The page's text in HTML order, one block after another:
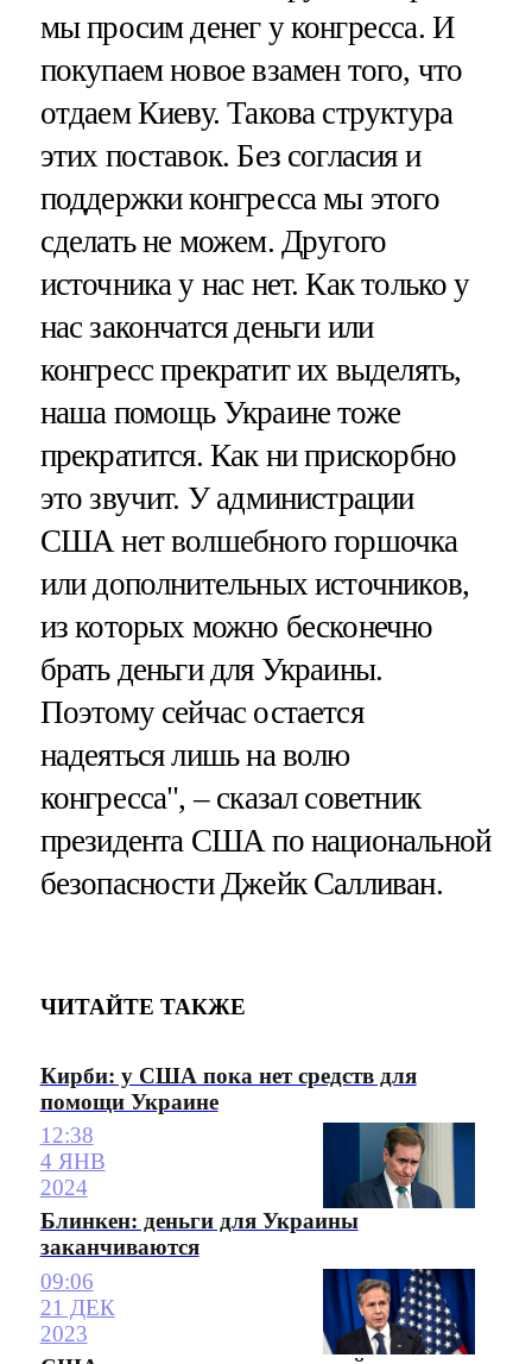
мы просим денег у конгресса. И
покупаем новое взамен того, что
отдаем Киеву. Такова структура
этих поставок. Без согласия и
поддержки конгресса мы этого
сделать не можем. Другого
источника у нас нет. Как только у
нас закончатся деньги или
конгресс прекратит их выделять,
наша помощь Украине тоже
прекратится. Как ни прискорбно
это звучит. У администрации
США нет волшебного горшочка
или дополнительных источников,
из которых можно бесконечно
брать деньги для Украины.
Поэтому сейчас остается
надеяться лишь на волю
конгресса", – сказал советник
президента США по национальной
безопасности Джейк Салливан.
ЧИТАЙТЕ ТАКЖЕ
Кирби: у США пока нет средств для
помощи Украине
12:38
4 ЯНВ
2024
Блинкен: деньги для Украины
заканчиваются
09:06
21 ДЕК
2023